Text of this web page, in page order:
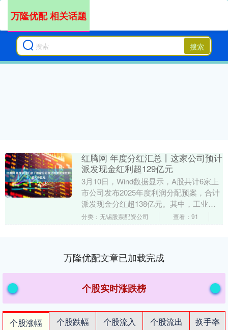
搜索
万隆优配 相关话题
红腾网 年度分红汇总丨这家公司预计
派发现金红利超129亿元
3月10日，Wind数据显示，A股共计6家上
市公司发布2025年度利润分配预案，合计
派发现金分红超138亿元。其中，工业富
联预计派发现金红利总金额最高，为
分类：无锡股票配资公司 查看：91
万隆优配文章已加载完成
个股实时涨跌榜
个股涨幅 个股跌幅 个股流入 个股流出
换手率